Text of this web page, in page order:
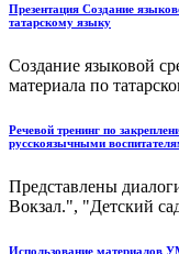
Презентация Создание
татарскому языку
Создание языковой
материала по
Речевой тренинг по
русскоязычными
Представлены
Вокзал.", "Детский
Использование материалов